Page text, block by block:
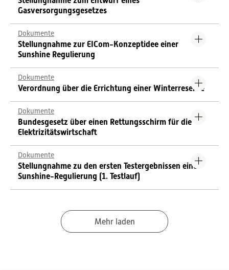
Gasversorgungsgesetzes
Dokumente
Stellungnahme zur EICom-Konzeptidee einer
Sunshine Regulierung
Dokumente
Verordnung über die Errichtung einer Winterreserve
Dokumente
Bundesgesetz über einen Rettungsschirm für die
Elektrizitätswirtschaft
Dokumente
Stellungnahme zu den ersten Testergebnissen einer
Sunshine-Regulierung (1. Testlauf)
Mehr laden